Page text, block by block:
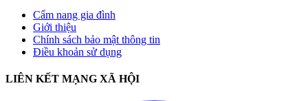
Cẩm nang gia đình
Giới thiệu
Chính sách bảo mật thông tin
Điều khoản sử dụng
LIÊN KẾT MẠNG XÃ HỘI